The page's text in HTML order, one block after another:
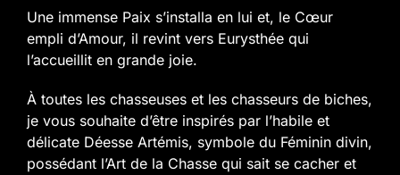
Une immense Paix s’installa en lui et, le Cœur
empli d’Amour, il revint vers Eurysthée qui
l’accueillit en grande joie.
À toutes les chasseuses et les chasseurs de biches,
je vous souhaite d’être inspirés par l’habile et
délicate Déesse Artémis, symbole du Féminin divin,
possédant l’Art de la Chasse qui sait se cacher et